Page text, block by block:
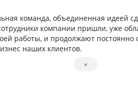
команда, объединенная идеей
компании пришли, уже
работы, и продолжают постоянно
наших клиентов.
˅